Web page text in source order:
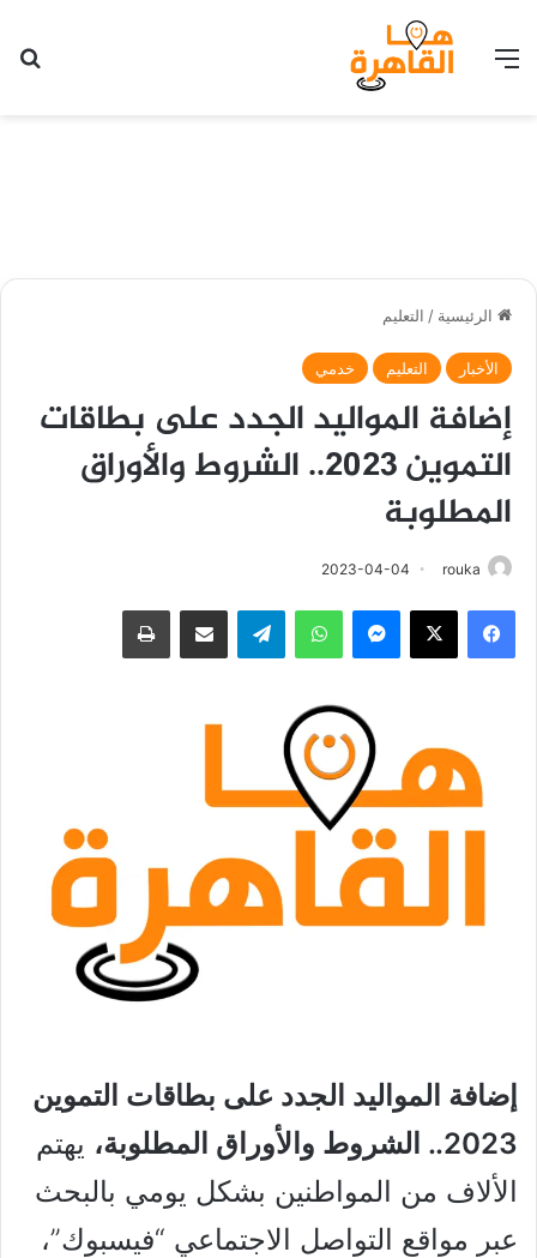
القائمة
الرئيسية / التعليم
الأخبار التعليم خدمي
إضافة المواليد الجدد على بطاقات
التموين 2023.. الشروط والأوراق
المطلوبة
rouka
2023-04-04
فيسبوك ‫X ماسنجر واتساب تيلقرام مشاركة عبر البريد طباعة
إضافة المواليد الجدد على بطاقات التموين
2023.. الشروط والأوراق المطلوبة،
يهتم
الألاف من المواطنين بشكل يومي بالبحث
عبر مواقع التواصل الاجتماعي “فيسبوك”،